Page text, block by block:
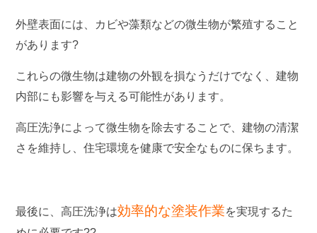
外壁表面には、カビや藻類などの微生物が繁殖すること
があります?
これらの微生物は建物の外観を損なうだけでなく、建物
内部にも影響を与える可能性があります。
高圧洗浄によって微生物を除去することで、建物の清潔
さを維持し、住宅環境を健康で安全なものに保ちます。
最後に、高圧洗浄は効率的な塗装作業を実現するた